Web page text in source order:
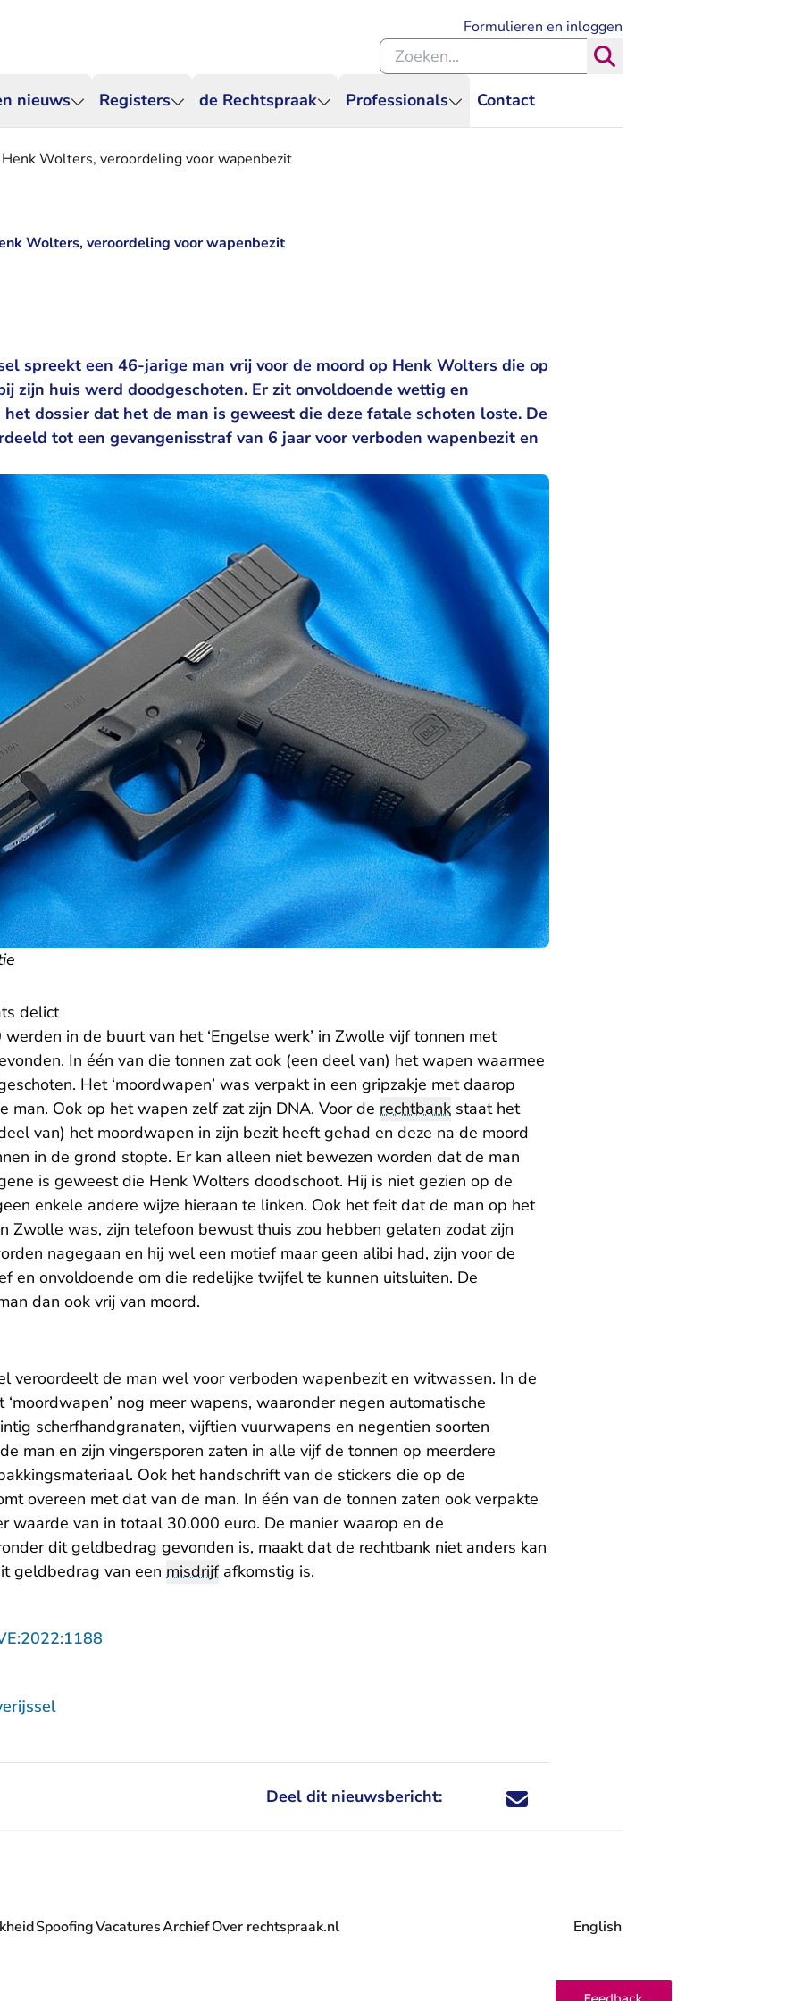
nieuws Registers de Rechtspraak Professionals Contact
Formulieren en inloggen
Zoeken binnen de Rechtspraak
Wolters, veroordeling voor wapenbezit
Wolters, veroordeling voor wapenbezit
spreekt een 46-jarige man vrij voor de moord op Henk Wolters die op
zijn huis werd doodgeschoten. Er zit onvoldoende wettig en
dossier dat het de man is geweest die deze fatale schoten loste. De
tot een gevangenisstraf van 6 jaar voor verboden wapenbezit en
delict
in de buurt van het ‘Engelse werk’ in Zwolle vijf tonnen met
In één van die tonnen zat ook (een deel van) het wapen waarmee
Het ‘moordwapen’ was verpakt in een gripzakje met daarop
man. Ook op het wapen zelf zat zijn DNA. Voor de rechtbank staat het
van) het moordwapen in zijn bezit heeft gehad en deze na de moord
in de grond stopte. Er kan alleen niet bewezen worden dat de man
is geweest die Henk Wolters doodschoot. Hij is niet gezien op de
enkele andere wijze hieraan te linken. Ook het feit dat de man op het
Zwolle was, zijn telefoon bewust thuis zou hebben gelaten zodat zijn
nagegaan en hij wel een motief maar geen alibi had, zijn voor de
en onvoldoende om die redelijke twijfel te kunnen uitsluiten. De
dan ook vrij van moord.
veroordeelt de man wel voor verboden wapenbezit en witwassen. In de
nog meer wapens, waaronder negen automatische
scherfhandgranaten, vijftien vuurwapens en negentien soorten
man en zijn vingersporen zaten in alle vijf de tonnen op meerdere
Ook het handschrift van de stickers die op de
overeen met dat van de man. In één van de tonnen zaten ook verpakte
waarde van in totaal 30.000 euro. De manier waarop en de
dit geldbedrag gevonden is, maakt dat de rechtbank niet anders kan
geldbedrag van een misdrijfafkomstig is.
Deel dit nieuwsbericht: Deel dit nieuwsbericht via X - U verlaat
Deel dit nieuwsbericht via Facebook - U
Deel dit nieuwsbericht via e-mail
Deel dit nieuwsbericht via LinkedIn - U
Rechtspraak.nl
Rechtspraak.nl
verlaat Rechtspraak.nl
- U verlaat Rechtspraak.nl
SpoofingVacatures
- U verlaat Rechtspraak.nl
ArchiefOver rechtspraak.nl English